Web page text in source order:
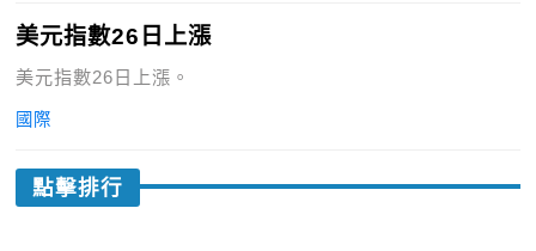
美元指數26日上漲
美元指數26日上漲。
國際
點擊排行